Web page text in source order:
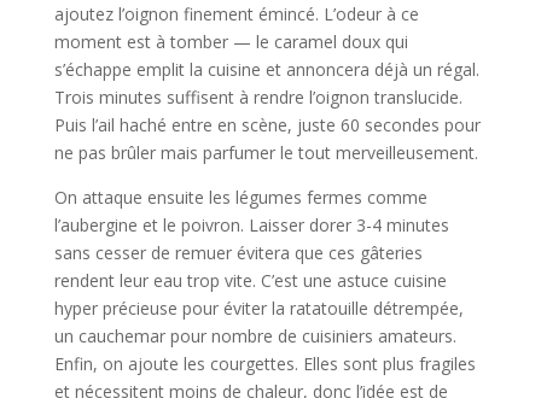
ajoutez l’oignon finement émincé. L’odeur à ce
moment est à tomber — le caramel doux qui
s’échappe emplit la cuisine et annoncera déjà un régal.
Trois minutes suffisent à rendre l’oignon translucide.
Puis l’ail haché entre en scène, juste 60 secondes pour
ne pas brûler mais parfumer le tout merveilleusement.
On attaque ensuite les légumes fermes comme
l’aubergine et le poivron. Laisser dorer 3-4 minutes
sans cesser de remuer évitera que ces gâteries
rendent leur eau trop vite. C’est une astuce cuisine
hyper précieuse pour éviter la ratatouille détrempée,
un cauchemar pour nombre de cuisiniers amateurs.
Enfin, on ajoute les courgettes. Elles sont plus fragiles
et nécessitent moins de chaleur, donc l’idée est de